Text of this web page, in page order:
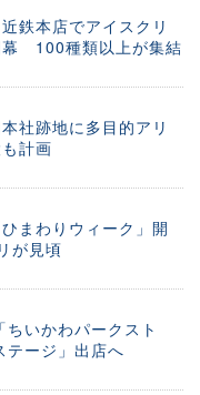
鉄本店でアイスクリ
幕 100種類以上が集結
社跡地に多目的アリ
計画
まわりウィーク」開
が見頃
いかわパークスト
テージ」出店へ